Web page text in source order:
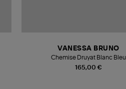
165,00 €
VANESSA BRUNO
Chemise Druyat Blanc Bleu